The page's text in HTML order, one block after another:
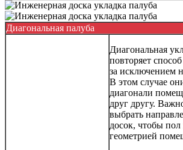
Диагональная палуба
Диагональная
повторяет
за исключением
В этом случае
диагонали
друг другу.
выбрать
досок, чтобы
геометрией